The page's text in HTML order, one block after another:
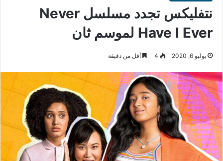
نتفليكس تجدد مسلسل Never
Have I Ever لموسم ثان
يوليو 6, 2020 4 أقل من دقيقة